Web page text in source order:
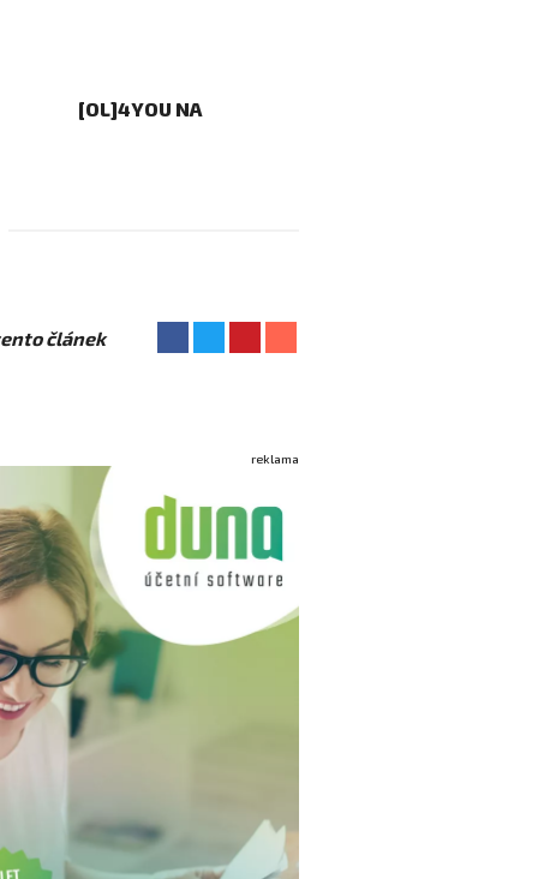
[OL]4YOU NA
článek
reklama